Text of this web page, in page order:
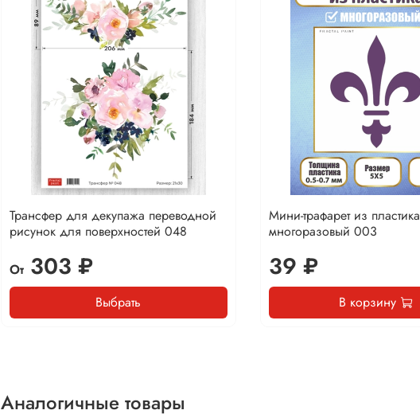
Трансфер для декупажа переводной
рисунок для поверхностей 048
От303 ₽
Выбрать
Мини-трафарет из пластика
многоразовый 003
39 ₽
В корзину
Аналогичные товары